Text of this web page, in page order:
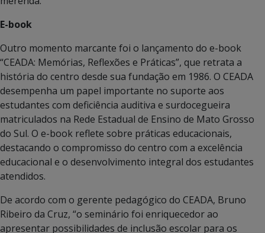
E-book
Outro momento marcante foi o lançamento do e-book
“CEADA: Memórias, Reflexões e Práticas”, que retrata a
história do centro desde sua fundação em 1986. O CEADA
desempenha um papel importante no suporte aos
estudantes com deficiência auditiva e surdocegueira
matriculados na Rede Estadual de Ensino de Mato Grosso
do Sul. O e-book reflete sobre práticas educacionais,
destacando o compromisso do centro com a excelência
educacional e o desenvolvimento integral dos estudantes
atendidos.
De acordo com o gerente pedagógico do CEADA, Bruno
Ribeiro da Cruz, “o seminário foi enriquecedor ao
apresentar possibilidades de inclusão escolar para os